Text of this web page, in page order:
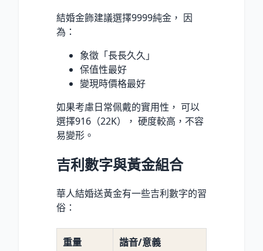
結婚金飾建議選擇9999純金， 因
為：
象徵「長長久久」
保值性最好
變現時價格最好
如果考慮日常佩戴的實用性， 可以
選擇916（22K）， 硬度較高，不容
易變形。
吉利數字與黃金組合
華人結婚送黃金有一些吉利數字的習
俗：
重量 諧音/意義